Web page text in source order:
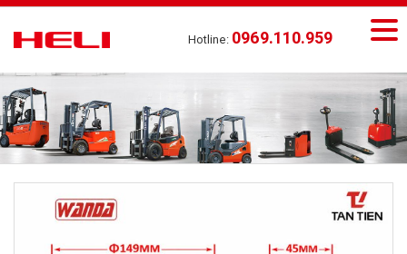
Hotline: 0969.110.959